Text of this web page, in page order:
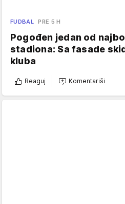
FUDBAL PRE 5 H
Pogođen jedan od
stadiona: Sa fasade
kluba
Reaguj Komentariši